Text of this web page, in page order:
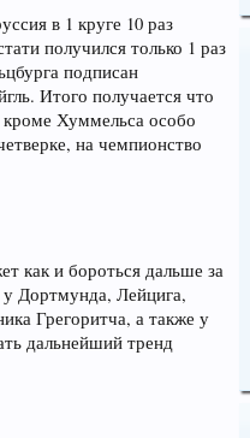
в 1 круге 10 раз
получился только 1 раз
подписан
Итого получается что
Хуммельса особо
на чемпионство
как и бороться дальше за
у Дортмунда, Лейцига,
Грегоритча, а также у
дальнейший тренд